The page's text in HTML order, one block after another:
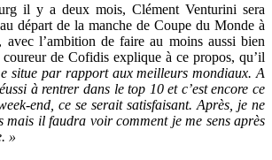
il y a deux mois, Clément Venturini sera
départ de la manche de Coupe du Monde à
avec l’ambition de faire au moins aussi bien
de Cofidis explique à ce propos, qu’il
situe par rapport aux meilleurs mondiaux. A
à rentrer dans le top 10 et c’est encore ce
end, ce se serait satisfaisant. Après, je ne
mais il faudra voir comment je me sens après
»